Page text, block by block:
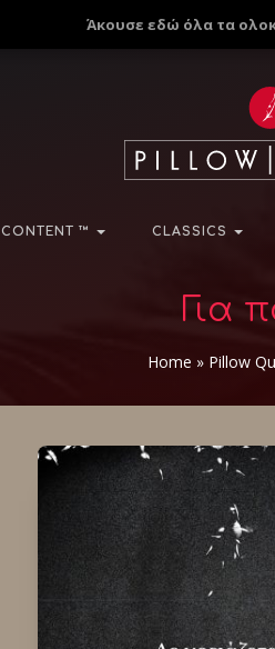
Άκουσε εδώ όλα τα
CONTENT ™ CLASSICS
Για
Home » Pillow